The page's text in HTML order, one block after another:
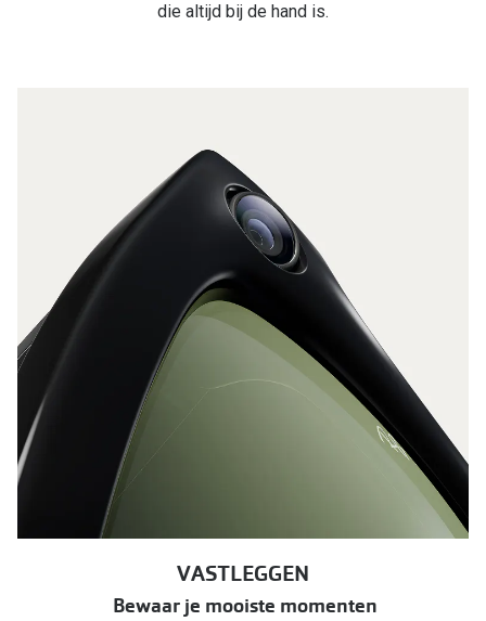
die altijd bij de hand is.
VASTLEGGEN
Bewaar je mooiste momenten